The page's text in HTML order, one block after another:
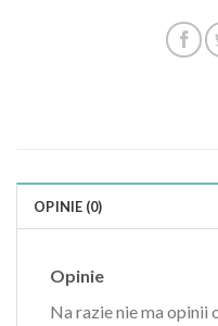
OPINIE (0)
Opinie
Na razie nie ma opinii